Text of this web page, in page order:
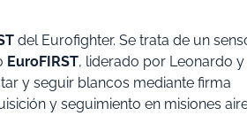
del Eurofighter. Se trata de un
EuroFIRST, liderado por Leonardo y
y seguir blancos mediante firma
y seguimiento en misiones